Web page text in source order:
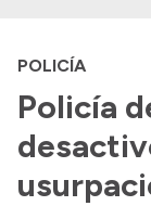
Referentes de
Archivo de
Transparencia
POLICÍA
Policía